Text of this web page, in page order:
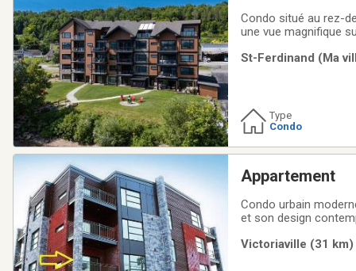
Condo situé au rez-
une vue magnifique
profiter pleinement
St-Ferdinand (Ma
Type
Condo
Appartement
Condo urbain
et son design
toit, stationnement
Victoriaville (31